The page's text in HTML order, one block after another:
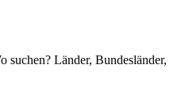
suchen? Länder, Bundesländer,